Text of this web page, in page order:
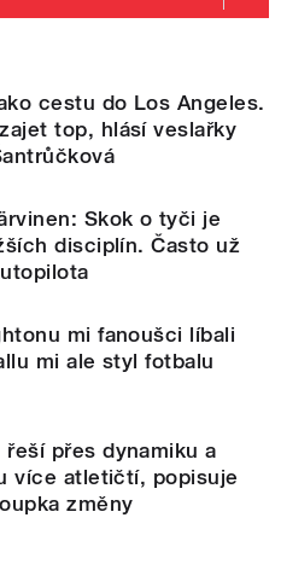
cestu do Los Angeles.
top, hlásí veslařky
Skok o tyči je
disciplín. Často už
mi fanoušci líbali
mi ale styl fotbalu
řeší přes dynamiku a
více atletičtí, popisuje
změny